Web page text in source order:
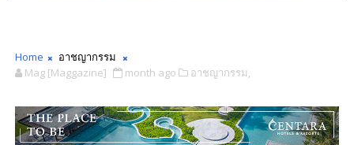
Home
อาชญากรรม
Mag [Maggazine]
month ago อาชญากรรม,